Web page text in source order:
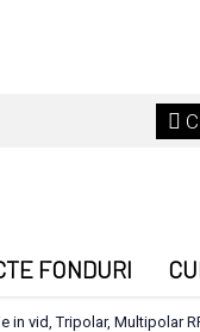
FONDURI
in vid, Tripolar, Multipolar